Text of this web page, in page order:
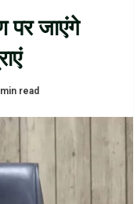
पर जाएंगे
read